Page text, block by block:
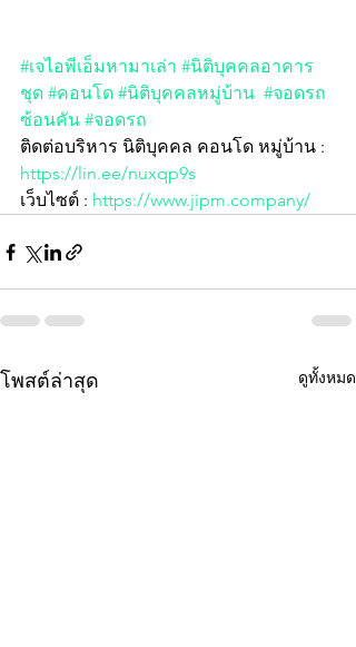
#เจไอพีเอ็มหามาเล่า #นิติบุคคลอาคาร
ชุด #คอนโด #นิติบุคคลหมู่บ้าน #จอดรถ
ซ้อนคัน #จอดรถ
ติดต่อบริหาร นิติบุคคล คอนโด หมู่บ้าน :
https://lin.ee/nuxqp9s
เว็บไซต์ : https://www.jipm.company/
โพสต์ล่าสุด ดูทั้งหมด